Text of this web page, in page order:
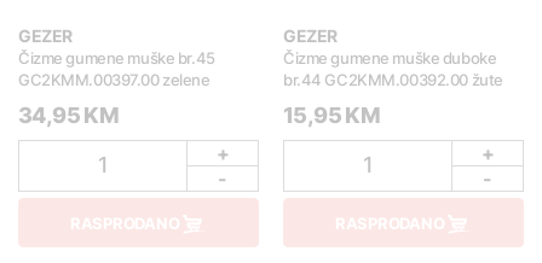
GEZER
Čizme gumene muške br.45
GC2KMM.00397.00 zelene
34,95 KM
1
+
-
RASPRODANO
GEZER
Čizme gumene muške duboke
br.44 GC2KMM.00392.00 žute
15,95 KM
1
+
-
RASPRODANO